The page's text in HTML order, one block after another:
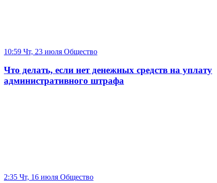
10:59 Чт, 23 июля Общество
Что делать, если нет денежных средств на уплату
административного штрафа
2:35 Чт, 16 июля Общество